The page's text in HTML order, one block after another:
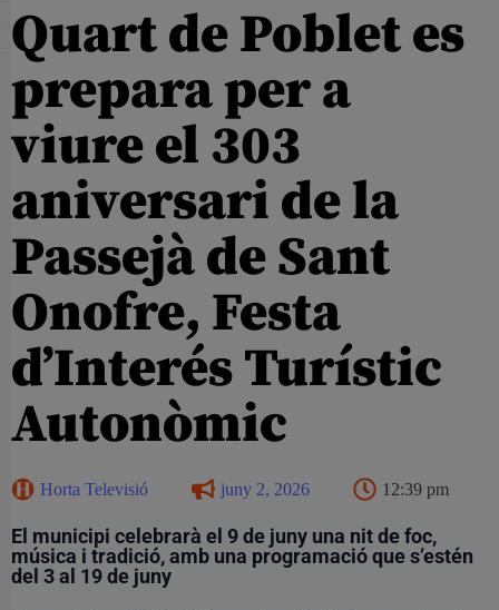
Quart de Poblet es
prepara per a
viure el 303
aniversari de la
Passejà de Sant
Onofre, Festa
d’Interés Turístic
Autonòmic
Horta Televisió juny 2, 2026 12:39 pm
El municipi celebrarà el 9 de juny una nit de foc,
música i tradició, amb una programació que s’estén
del 3 al 19 de juny